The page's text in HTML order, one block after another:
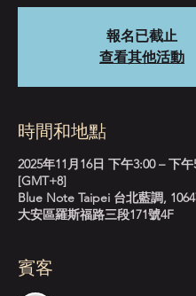
報名已截止
查看其他活動
時間和地點
2025年11月16日 下午3:00 – 下午
[GMT+8]
Blue Note Taipei 台北藍調,
大安區羅斯福路三段171號4F
賓客